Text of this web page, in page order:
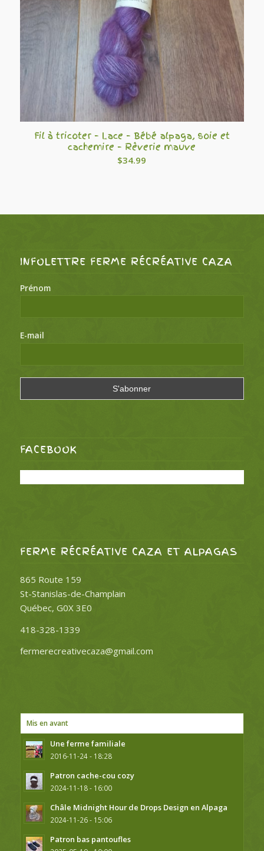
Fil à tricoter – Lace – Bébé alpaga, soie et
cachemire – Rêverie mauve
$34.99
INFOLETTRE FERME RÉCRÉATIVE CAZA
Prénom
E-mail
FACEBOOK
FERME RÉCRÉATIVE CAZA ET ALPAGAS
865 Route 159
St-Stanislas-de-Champlain
Québec, G0X 3E0
418-328-1339
fermerecreativecaza@gmail.com
Mis en avant
Une ferme familiale
2016-11-24 - 18:28
Patron cache-cou cozy
2024-11-18 - 16:00
Châle Midnight Hour de Drops Design en Alpaga
2024-11-26 - 15:06
Patron bas pantoufles